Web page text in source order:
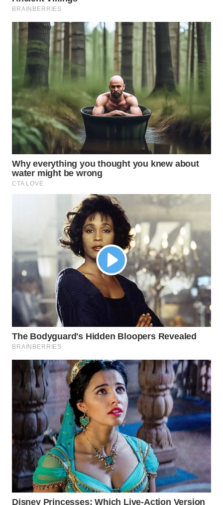
DAIRI
WN
DANAU
TOBA
NIAS
WN
LANGKAT
WN
TAPANULI
SELATAN
KARO
WN
SIMALUNGUN
WN
LABUHANBATU
TAPANULI
TENGAH
WN DELI
SERDANG
WN
TEBING
TINGGI
WN
PAKPAK